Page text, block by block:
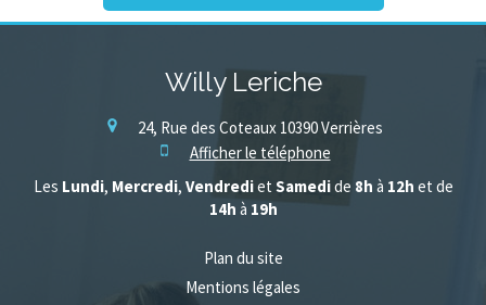
Willy Leriche
24, Rue des Coteaux 10390Verrières
Afficher le téléphone
Les Lundi, Mercredi, Vendrediet Samedide 8h à 12h et de
14h à 19h
Plan du site
Mentions légales